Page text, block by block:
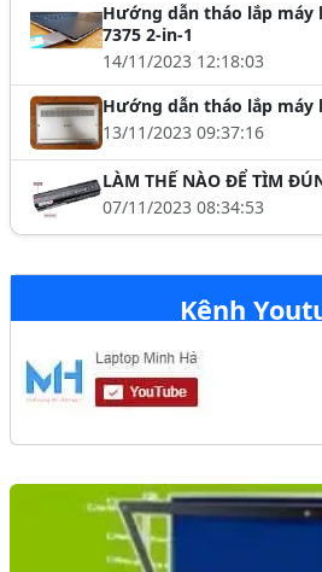
Hướng dẫn tháo lắp máy
7375 2-in-1
14/11/2023 12:18:03
Hướng dẫn tháo lắp máy
13/11/2023 09:37:16
LÀM THẾ NÀO ĐỂ TÌM
07/11/2023 08:34:53
Kênh